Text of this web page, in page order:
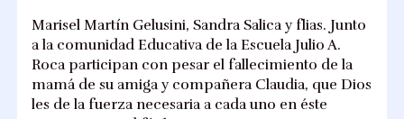
Marisel Martín Gelusini, Sandra Salica y flias. Junto
a la comunidad Educativa de la Escuela Julio A.
Roca participan con pesar el fallecimiento de la
mamá de su amiga y compañera Claudia, que Dios
les de la fuerza necesaria a cada uno en éste